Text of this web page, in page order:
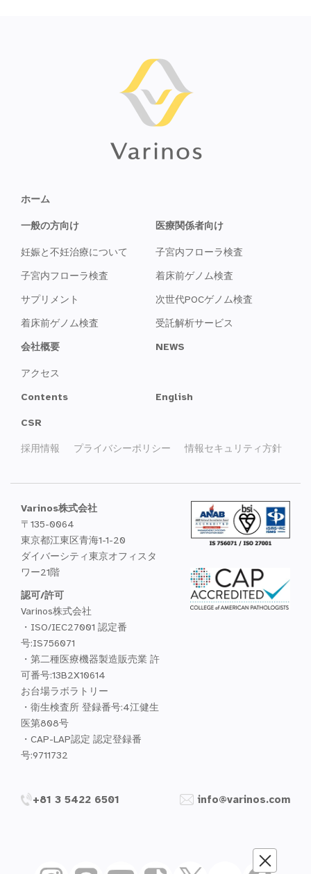
ホーム
一般の方向け
妊娠と不妊治療について
子宮内フローラ検査
サプリメント
着床前ゲノム検査
医療関係者向け
子宮内フローラ検査
着床前ゲノム検査
次世代POCゲノム検査
受託解析サービス
会社概要
アクセス
NEWS
Contents English
CSR
採用情報 プライバシーポリシー 情報セキュリティ方針
Varinos株式会社
〒135-0064
東京都江東区青海1-1-20
ダイバーシティ東京オフィスタ
ワー21階
認可/許可
Varinos株式会社
・ISO/IEC27001 認定番
号:IS756071
・第二種医療機器製造販売業 許
可番号:13B2X10614
お台場ラボラトリー
・衛生検査所 登録番号:4江健生
医第808号
・CAP-LAP認定 認定登録番
号:9711732
+81 3 5422 6501 info@varinos.com